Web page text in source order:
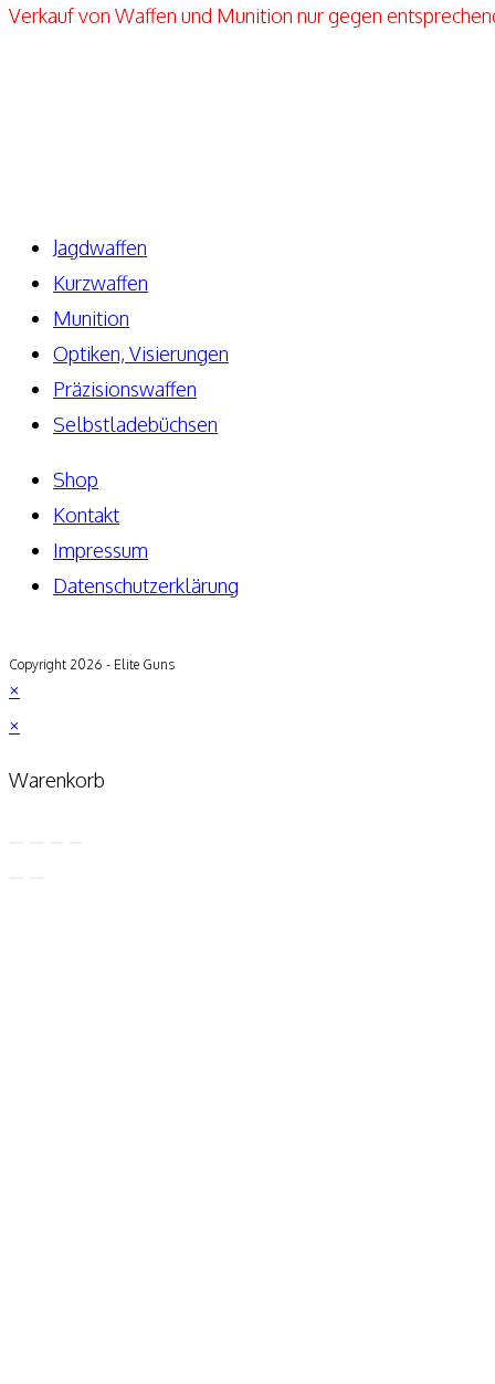
Verkauf von Waffen und Munition nur gegen
Jagdwaffen
Kurzwaffen
Munition
Optiken, Visierungen
Präzisionswaffen
Selbstladebüchsen
Shop
Kontakt
Impressum
Datenschutzerklärung
Copyright 2026 - Elite Guns
×
×
Warenkorb